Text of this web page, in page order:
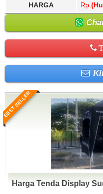
HARGA Rp.
BEST SELLER
Harga Tenda Display